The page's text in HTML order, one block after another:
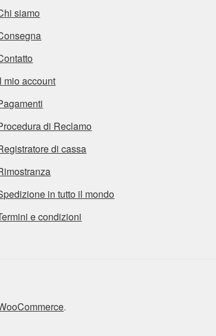
siamo
mio account
di Reclamo
di cassa
in tutto il mondo
e condizioni
.